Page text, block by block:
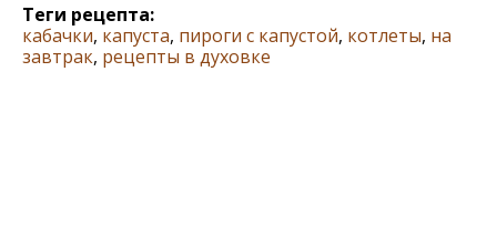
Теги рецепта:
кабачки, капуста, пироги с капустой, котлеты, на
завтрак, рецепты в духовке